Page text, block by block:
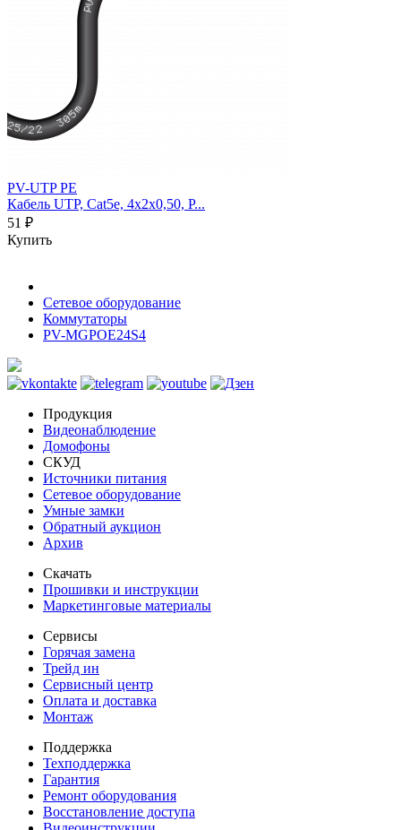
PV-UTP PE
Кабель UTP, Cat5e, 4х2х0,50, P...
51 ₽
Купить
Сетевое оборудование
Коммутаторы
PV-MGPOE24S4
Продукция
Видеонаблюдение
Домофоны
СКУД
Источники питания
Сетевое оборудование
Умные замки
Обратный аукцион
Архив
Скачать
Прошивки и инструкции
Маркетинговые материалы
Сервисы
Горячая замена
Трейд ин
Сервисный центр
Оплата и доставка
Монтаж
Поддержка
Техподдержка
Гарантия
Ремонт оборудования
Восстановление доступа